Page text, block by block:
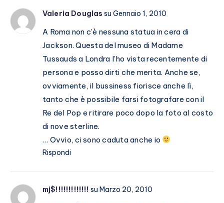
Valeria Douglas su Gennaio 1, 2010
A Roma non c’è nessuna statua in cera di
Jackson. Questa del museo di Madame
Tussauds a Londra l’ho vista recentemente di
persona e posso dirti che merita. Anche se,
ovviamente, il bussiness fiorisce anche lì,
tanto che è possibile farsi fotografare con il
Re del Pop e ritirare poco dopo la foto al costo
di nove sterline.
… Ovvio, ci sono caduta anche io
Rispondi
mj$!!!!!!!!!!!!! su Marzo 20, 2010